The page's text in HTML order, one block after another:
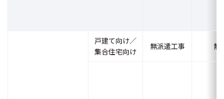
戸建て向け／
集合住宅向け
無派遣工事 無